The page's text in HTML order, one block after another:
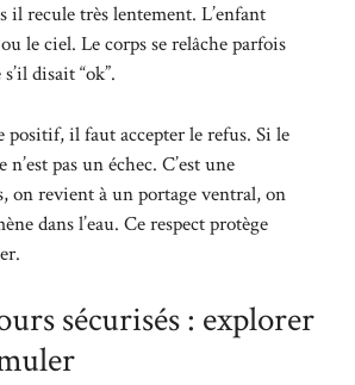
il recule très lentement. L’enfant
le ciel. Le corps se relâche parfois
disait “ok”.
positif, il faut accepter le refus. Si le
n’est pas un échec. C’est une
on revient à un portage ventral, on
dans l’eau. Ce respect protège
sécurisés : explorer